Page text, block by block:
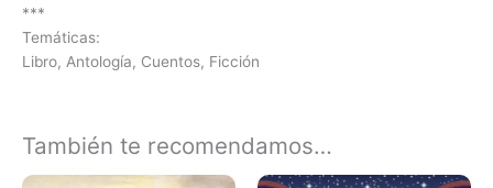
***
Temáticas:
Libro, Antología, Cuentos, Ficción
También te recomendamos…